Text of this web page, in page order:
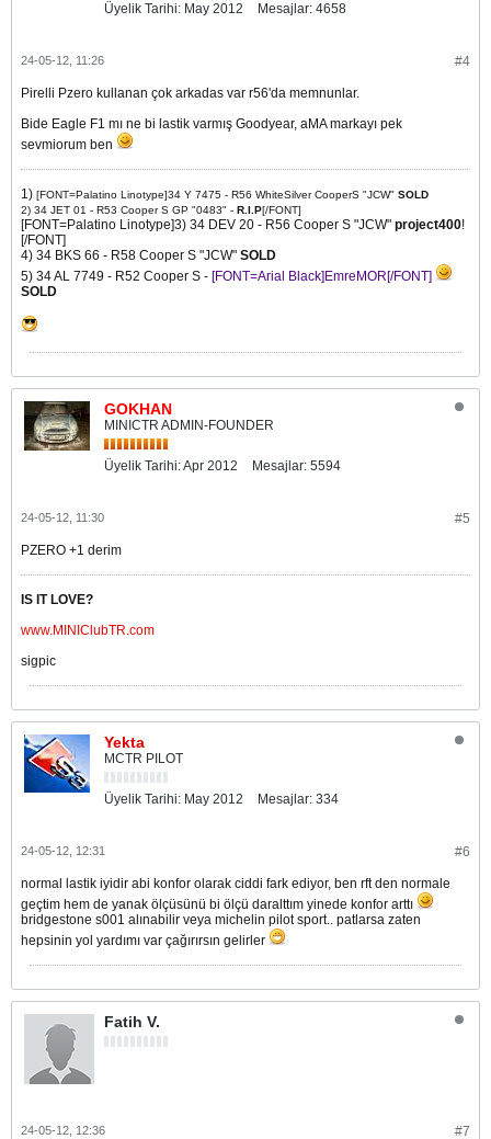
Üyelik Tarihi: May 2012 Mesajlar: 4658
#4
24-05-12, 11:26
Pirelli Pzero kullanan çok arkadas var r56'da memnunlar.
Bide Eagle F1 mı ne bi lastik varmış Goodyear, aMA markayı pek
sevmiorum ben
1) [FONT=Palatino Linotype]34 Y 7475 - R56 WhiteSilver CooperS "JCW" SOLD
2) 34 JET 01 - R53 Cooper S GP "0483" - R.I.P[/FONT]
[FONT=Palatino Linotype]3) 34 DEV 20 - R56 Cooper S "JCW" project400!
[/FONT]
4) 34 BKS 66 - R58 Cooper S "JCW" SOLD
5) 34 AL 7749 - R52 Cooper S - [FONT=Arial Black]EmreMOR[/FONT]
SOLD
GOKHAN
MINICTR ADMIN-FOUNDER
Üyelik Tarihi:Apr 2012 Mesajlar: 5594
#5
24-05-12, 11:30
PZERO +1 derim
IS IT LOVE?
www.MINIClubTR.com
sigpic
Yekta
MCTR PILOT
Üyelik Tarihi: May 2012 Mesajlar: 334
#6
24-05-12, 12:31
normal lastik iyidir abi konfor olarak ciddi fark ediyor, ben rft den normale
geçtim hem de yanak ölçüsünü bi ölçü daralttım yinede konfor arttı
bridgestone s001 alınabilir veya michelin pilot sport.. patlarsa zaten
hepsinin yol yardımı var çağırırsın gelirler
Fatih V.
#7
24-05-12, 12:36